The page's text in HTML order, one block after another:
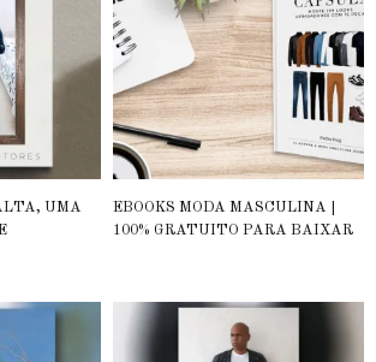
UMA
EBOOKS MODA MASCULINA |
100% GRATUITO PARA BAIXAR